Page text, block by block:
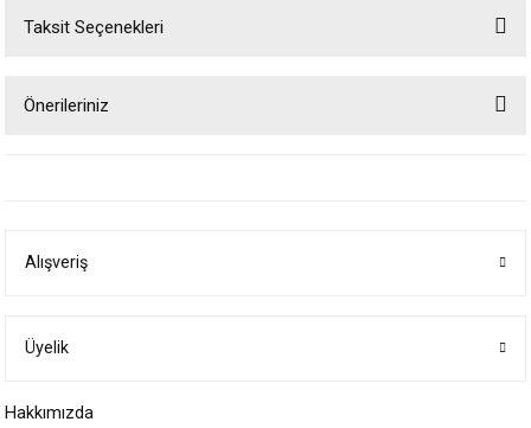
Taksit Seçenekleri
Önerileriniz
Ürün bilgilerinde hatalar bulunuyor.
Bu ürüne benzer farklı alternatifler olmalı.
Alışveriş
Üyelik
Hakkımızda